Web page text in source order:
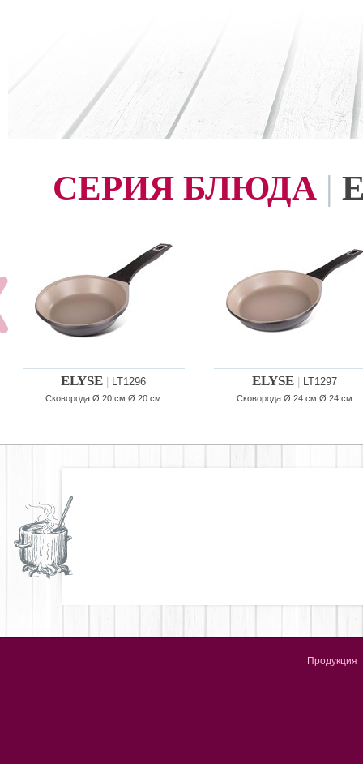
СЕРИЯ БЛЮДА |
ELYSE LT1296
Сковорода Ø 20 см Ø 20 см
ELYSE LT1297
Сковорода Ø 24 см Ø 24 см
Продукция